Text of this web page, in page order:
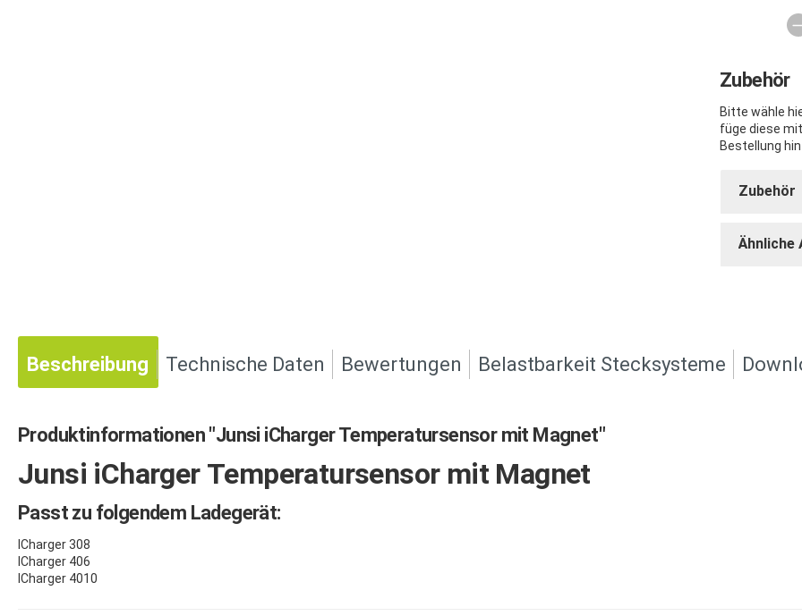
Zubehör
Bitte wähle
füge diese
Bestellung
Zubehör
Ähnliche
Beschreibung Technische Daten Bewertungen Belastbarkeit Stecksysteme
Produktinformationen "Junsi iCharger Temperatursensor mit Magnet"
Junsi iCharger Temperatursensor mit Magnet
Passt zu folgendem Ladegerät:
ICharger 308
ICharger 406
ICharger 4010